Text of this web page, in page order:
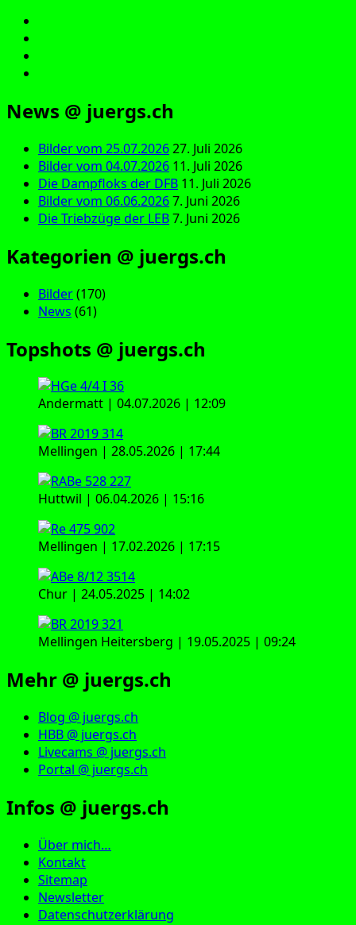
News @ juergs.ch
Bilder vom 25.07.202627. Juli 2026
Bilder vom 04.07.2026 11. Juli 2026
Die Dampfloks der DFB 11. Juli 2026
Bilder vom 06.06.20267. Juni 2026
Die Triebzüge der LEB7. Juni 2026
Kategorien @ juergs.ch
Bilder(170)
News (61)
Topshots @ juergs.ch
Andermatt | 04.07.2026 | 12:09
Mellingen | 28.05.2026 | 17:44
Huttwil | 06.04.2026 | 15:16
Mellingen | 17.02.2026 | 17:15
Chur | 24.05.2025 | 14:02
Mellingen Heitersberg | 19.05.2025 | 09:24
Mehr @ juergs.ch
Blog @ juergs.ch
HBB @ juergs.ch
Livecams @ juergs.ch
Portal @ juergs.ch
Infos @ juergs.ch
Über mich…
Kontakt
Sitemap
Newsletter
Datenschutzerklärung